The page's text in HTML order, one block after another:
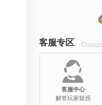
客服专区
客服中心
解答玩家疑惑